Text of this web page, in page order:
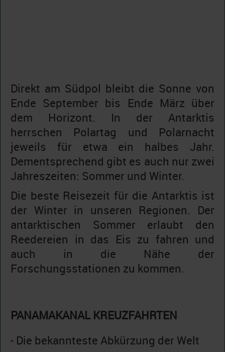
Direkt am Südpol bleibt die Sonne von
Ende September bis Ende März über
dem Horizont. In der Antarktis
herrschen Polartag und Polarnacht
jeweils für etwa ein halbes Jahr.
Dementsprechend gibt es auch nur zwei
Jahreszeiten: Sommer und Winter.
Die beste Reisezeit für die Antarktis ist
der Winter in unseren Regionen. Der
antarktischen Sommer erlaubt den
Reedereien in das Eis zu fahren und
auch in die Nähe der
Forschungsstationen zu kommen.
PANAMAKANAL KREUZFAHRTEN
- Die bekannteste Abkürzung der Welt